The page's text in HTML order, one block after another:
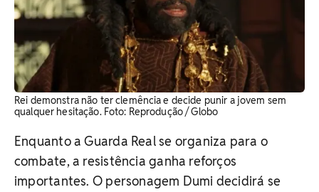
Rei demonstra não ter clemência e decide punir a jovem sem
qualquer hesitação. ​Foto: Reprodução / Globo
Enquanto a Guarda Real se organiza para o
combate, a resistência ganha reforços
importantes. O personagem Dumi decidirá se